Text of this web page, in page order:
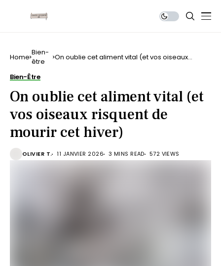
Home Bien-
être
On oublie cet aliment vital (et vos oiseaux
Bien-Être
On oublie cet aliment vital (et
vos oiseaux risquent de
mourir cet hiver)
OLIVIER T. 11 JANVIER 2026 3 MINS READ 572 VIEWS